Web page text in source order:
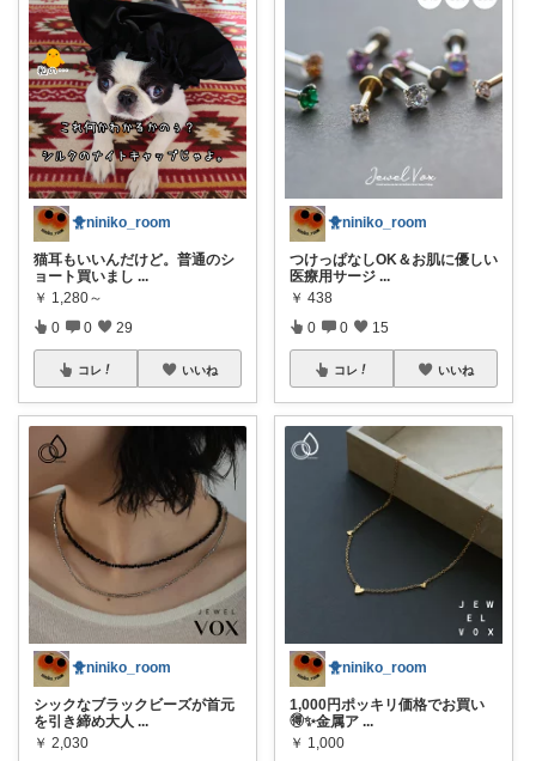
🐥niniko_room
猫耳もいいんだけど。普通のシ
ョート買いまし ...
￥ 1,280～
0 0 29
コレ いいね
🐥niniko_room
シックなブラックビーズが首元
を引き締め大人 ...
￥ 2,030
🐥niniko_room
つけっぱなしOK＆お肌に優しい
医療用サージ ...
￥ 438
0 0 15
コレ いいね
🐥niniko_room
1,000円ポッキリ価格でお買い
🉐✨金属ア ...
￥ 1,000